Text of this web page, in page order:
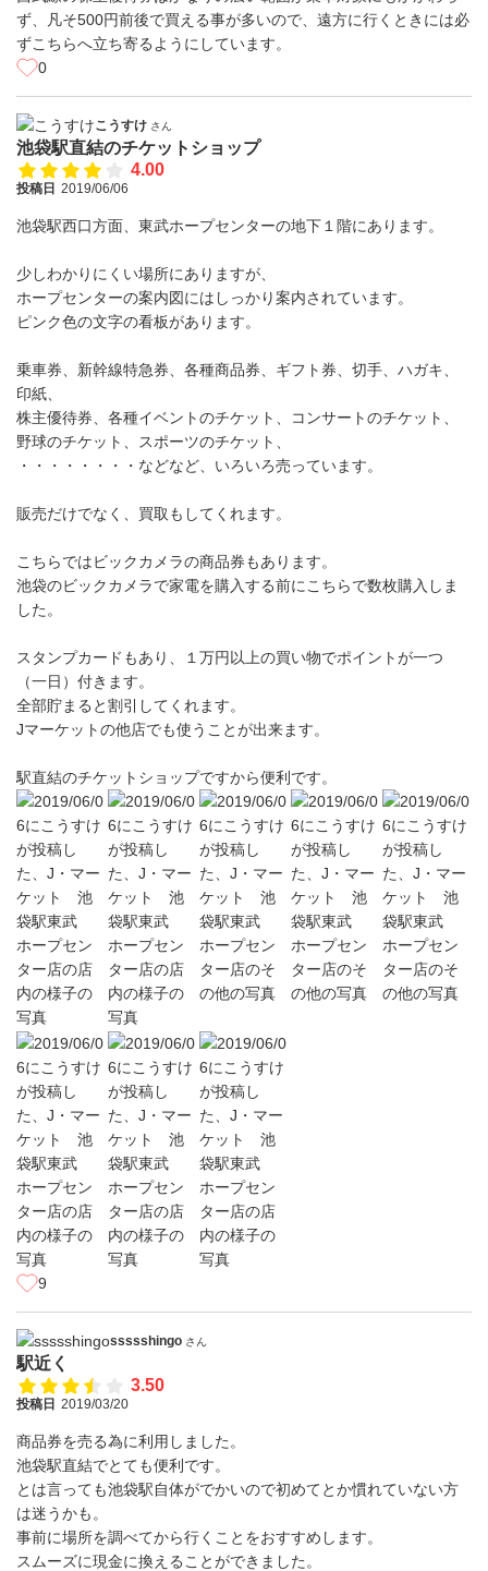
ず、凡そ500円前後で買える事が多いので、遠方に行くときには必
ずこちらへ立ち寄るようにしています。
0
こうすけ さん
池袋駅直結のチケットショップ
4.00
投稿日 2019/06/06
池袋駅西口方面、東武ホープセンターの地下１階にあります。
少しわかりにくい場所にありますが、
ホープセンターの案内図にはしっかり案内されています。
ピンク色の文字の看板があります。
乗車券、新幹線特急券、各種商品券、ギフト券、切手、ハガキ、
印紙、
株主優待券、各種イベントのチケット、コンサートのチケット、
野球のチケット、スポーツのチケット、
・・・・・・・・などなど、いろいろ売っています。
販売だけでなく、買取もしてくれます。
こちらではビックカメラの商品券もあります。
池袋のビックカメラで家電を購入する前にこちらで数枚購入しま
した。
スタンプカードもあり、１万円以上の買い物でポイントが一つ
（一日）付きます。
全部貯まると割引してくれます。
Jマーケットの他店でも使うことが出来ます。
駅直結のチケットショップですから便利です。
9
ssssshingo さん
駅近く
3.50
投稿日 2019/03/20
商品券を売る為に利用しました。
池袋駅直結でとても便利です。
とは言っても池袋駅自体がでかいので初めてとか慣れていない方
は迷うかも。
事前に場所を調べてから行くことをおすすめします。
スムーズに現金に換えることができました。